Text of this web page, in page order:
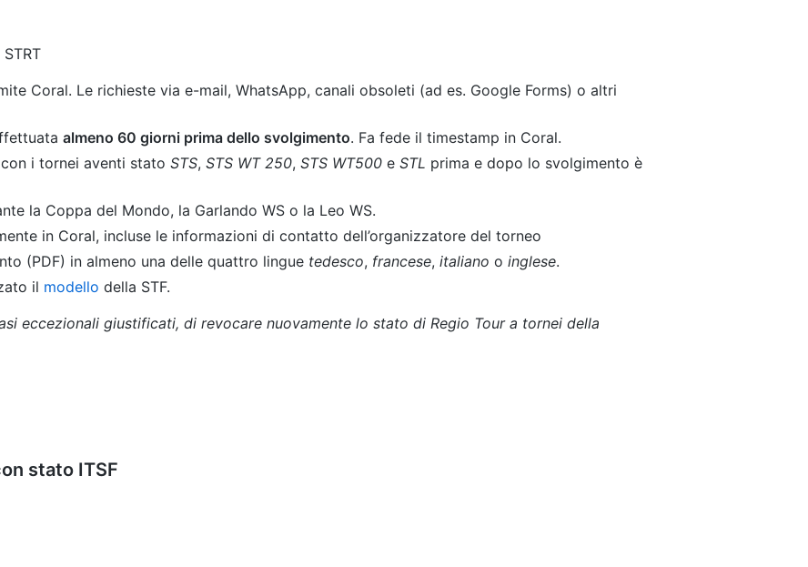
Coral. Le richieste via e-mail, WhatsApp, canali obsoleti (ad es. Google Forms) o altri
almeno 60 giorni prima dello svolgimento. Fa fede il timestamp in Coral.
i tornei aventi stato STS, STS WT 250, STS WT500 e STL prima e dopo lo svolgimento è
la Coppa del Mondo, la Garlando WS o la Leo WS.
in Coral, incluse le informazioni di contatto dell’organizzatore del torneo
(PDF) in almeno una delle quattro lingue tedesco, francese, italiano o inglese.
il modello della STF.
eccezionali giustificati, di revocare nuovamente lo stato di Regio Tour a tornei della
stato ITSF